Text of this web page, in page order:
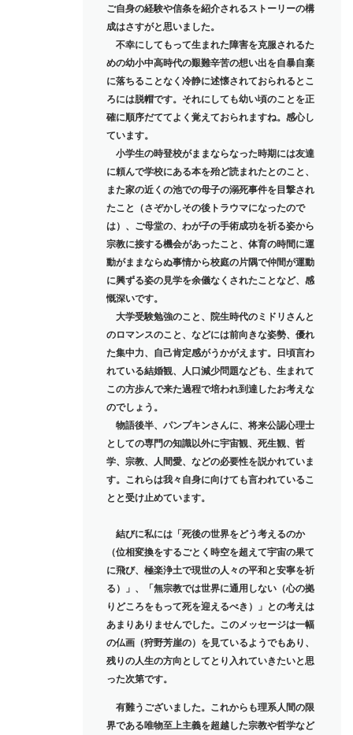
ご自身の経験や信条を紹介されるストーリーの構
成はさすがと思いました。
不幸にしてもって生まれた障害を克服されるた
めの幼小中高時代の艱難辛苦の想い出を自暴自棄
に落ちることなく冷静に述懐されておられるとこ
ろには脱帽です。それにしても幼い頃のことを正
確に順序だててよく覚えておられますね。感心し
ています。
小学生の時登校がままならなった時期には友達
に頼んで学校にある本を殆ど読まれたとのこと、
また家の近くの池での母子の溺死事件を目撃され
たこと（さぞかしその後トラウマになったので
は）、ご母堂の、わが子の手術成功を祈る姿から
宗教に接する機会があったこと、体育の時間に運
動がままならぬ事情から校庭の片隅で仲間が運動
に興ずる姿の見学を余儀なくされたことなど、感
慨深いです。
大学受験勉強のこと、院生時代のミドリさんと
のロマンスのこと、などには前向きな姿勢、優れ
た集中力、自己肯定感がうかがえます。日頃言わ
れている結婚観、人口減少問題なども、生まれて
この方歩んで来た過程で培われ到達したお考えな
のでしょう。
物語後半、パンプキンさんに、将来公認心理士
としての専門の知識以外に宇宙観、死生観、哲
学、宗教、人間愛、などの必要性を説かれていま
す。これらは我々自身に向けても言われているこ
とと受け止めています。
結びに私には「死後の世界をどう考えるのか
（位相変換をするごとく時空を超えて宇宙の果て
に飛び、極楽浄土で現世の人々の平和と安寧を祈
る）」、「無宗教では世界に通用しない（心の拠
りどころをもって死を迎えるべき）」との考えは
あまりありませんでした。このメッセージは一幅
の仏画（狩野芳崖の）を見ているようでもあり、
残りの人生の方向としてとり入れていきたいと思
った次第です。
有難うございました。これからも理系人間の限
界である唯物至上主義を超越した宗教や哲学など